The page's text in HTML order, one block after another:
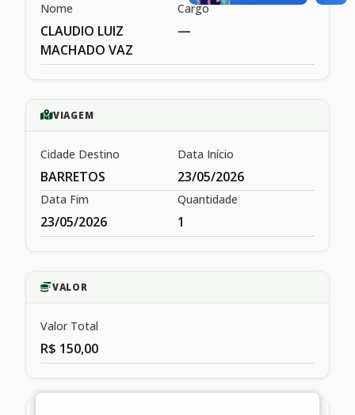
Nome
CLAUDIO LUIZ
MACHADO VAZ
Cargo
—
VIAGEM
Cidade Destino
BARRETOS
Data Início
23/05/2026
Data Fim
23/05/2026
Quantidade
1
VALOR
Valor Total
R$ 150,00